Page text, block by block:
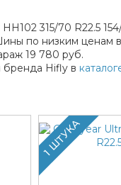
315/70 R22.5
по низким ценам
19 780 руб.
Hifly в
1 ШТУКА